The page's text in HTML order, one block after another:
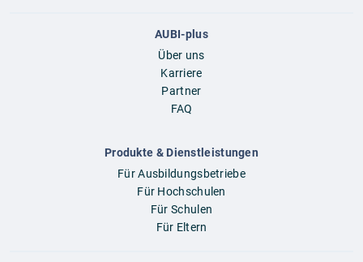
AUBI-plus
Über uns
Karriere
Partner
FAQ
Produkte & Dienstleistungen
Für Ausbildungsbetriebe
Für Hochschulen
Für Schulen
Für Eltern